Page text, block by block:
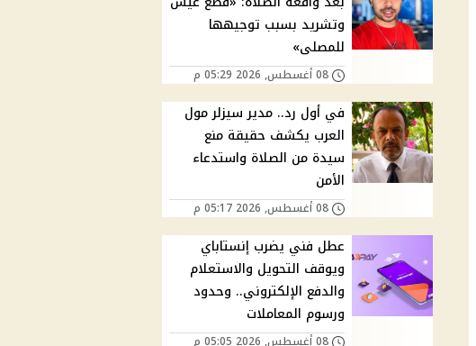
وتشريد بسبب توجيهها
للمصلى»
08 أغسطس, 2026 05:29 م
في أول رد.. مدير سيزلر مول
العرب يكشف حقيقة منع
سيدة من الصلاة واستدعاء
الأمن
08 أغسطس, 2026 05:17 م
عطل فني يضرب إنستاباي
ويوقف التحويل والاستعلام
والدفع الإلكتروني.. وحدود
ورسوم المعاملات
08 أغسطس, 2026 05:05 م